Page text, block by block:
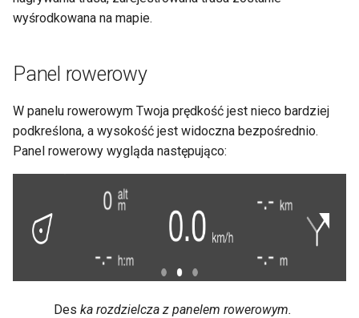
wyśrodkowana na mapie.
Panel rowerowy
W panelu rowerowym Twoja prędkość jest nieco bardziej
podkreślona, a wysokość jest widoczna bezpośrednio.
Panel rowerowy wygląda następująco:
Des ka rozdzielcza z panelem rowerowym.